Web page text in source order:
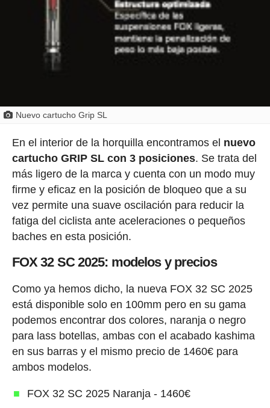
Nuevo cartucho Grip SL
En el interior de la horquilla encontramos el nuevo
cartucho GRIP SL con 3 posiciones. Se trata del
más ligero de la marca y cuenta con un modo muy
firme y eficaz en la posición de bloqueo que a su
vez permite una suave oscilación para reducir la
fatiga del ciclista ante aceleraciones o pequeños
baches en esta posición.
FOX 32 SC 2025: modelos y precios
Como ya hemos dicho, la nueva FOX 32 SC 2025
está disponible solo en 100mm pero en su gama
podemos encontrar dos colores, naranja o negro
para lass botellas, ambas con el acabado kashima
en sus barras y el mismo precio de 1460€ para
ambos modelos.
FOX 32 SC 2025 Naranja - 1460€